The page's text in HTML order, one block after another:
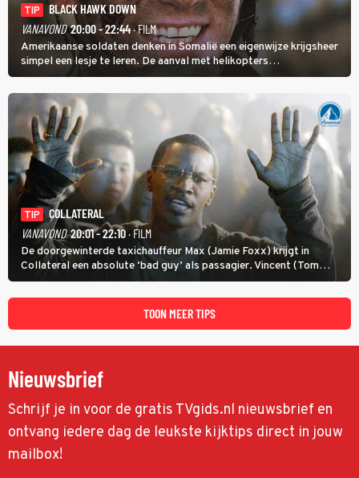
TIP
BLACK HAWK DOWN
VANAVOND 20:00 - 22:44· FILM
Amerikaanse soldaten denken in Somalië een eigenwijze krijgsheer
simpel een lesje te leren. De aanval met helikopters
verloopt in Black Hawk down dramatisch.
TIP
COLLATERAL
VANAVOND 20:01 - 22:10· FILM
De doorgewinterde taxichauffeur Max (Jamie Foxx) krijgt in
Collateral een absolute ‘bad guy’ als passagier. Vincent (Tom
Cruise) heeft hem nodig om hem de stad door te loodsen om een
wel heel lugubere reden.
TOON MEER TIPS
Nieuwsbrief
Schrijf je in voor de gratis TVgids.nl nieuwsbrief en
ontvang iedere dag de leukste kijktips direct in jouw
mailbox!